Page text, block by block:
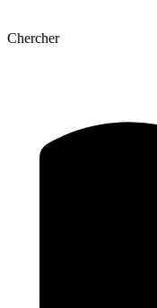
Chercher